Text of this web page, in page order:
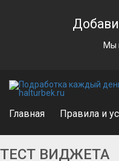
Мы
Главная Правила и
ТЕСТ ВИДЖЕТА